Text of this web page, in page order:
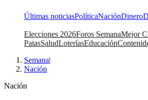
Últimas noticiasPolíticaNaciónDinero
Elecciones 2026Foros SemanaMejor
PatasSaludLoteríasEducación
Semana|
Nación
Nación